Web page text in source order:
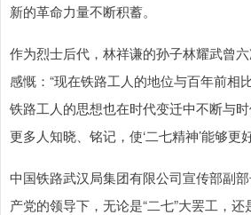
新的革命力量不断积蓄。
作为烈士后代，林祥谦的孙子林耀武曾
感慨：“现在铁路工人的地位与百年前相
铁路工人的思想也在时代变迁中不断与
更多人知晓、铭记，使‘二七精神’能够更
中国铁路武汉局集团有限公司宣传部副
产党的领导下，无论是“二七”大罢工，